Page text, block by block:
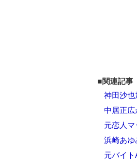
■関連記事
神田沙也
中居正広
元恋人
浜崎あ
元バイト